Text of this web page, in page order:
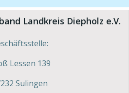
Landkreis Diepholz e.V.
Lessen 139
Sulingen